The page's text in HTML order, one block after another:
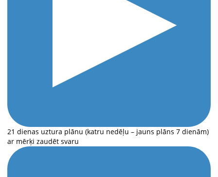
21 dienas uztura plānu (katru nedēļu – jauns plāns 7 dienām)
ar mērķi zaudēt svaru